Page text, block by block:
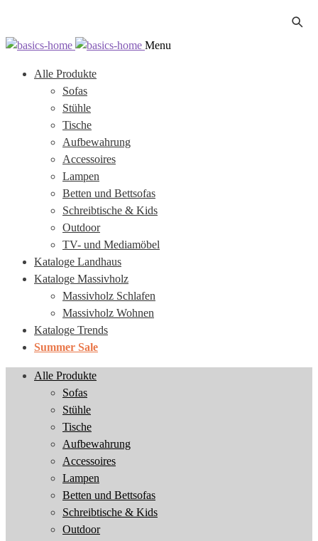
Zur
springen
Zum
springen
Menu
Alle Produkte
Sofas
Stühle
Tische
Aufbewahrung
Accessoires
Lampen
Betten und Bettsofas
Schreibtische & Kids
Outdoor
TV- und Mediamöbel
Kataloge Landhaus
Kataloge Massivholz
Massivholz Schlafen
Massivholz Wohnen
Kataloge Trends
Summer Sale
Alle Produkte
Sofas
Stühle
Tische
Aufbewahrung
Accessoires
Lampen
Betten und Bettsofas
Schreibtische & Kids
Outdoor